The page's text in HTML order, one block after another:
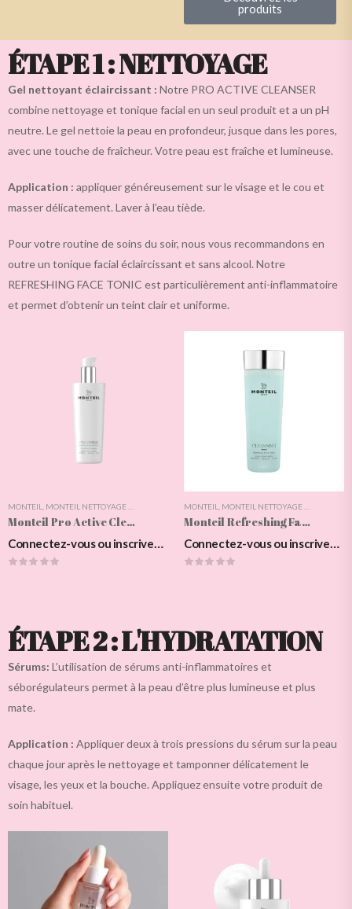
produits
ÉTAPE 1 : NETTOYAGE
Gel nettoyant éclaircissant : Notre PRO ACTIVE CLEANSER
combine nettoyage et tonique facial en un seul produit et a un pH
neutre. Le gel nettoie la peau en profondeur, jusque dans les pores,
avec une touche de fraîcheur. Votre peau est fraîche et lumineuse.
Application : appliquer généreusement sur le visage et le cou et
masser délicatement. Laver à l’eau tiède.
Pour votre routine de soins du soir, nous vous recommandons en
outre un tonique facial éclaircissant et sans alcool. Notre
REFRESHING FACE TONIC est particulièrement anti-inflammatoire
et permet d’obtenir un teint clair et uniforme.
MONTEIL MONTEIL NETTOYAGE & EXFOLIATION ,NETTOYAGE & EXFOLIATION,SOINS DU
Monteil Pro Active Cleanser
Connectez-vous ou inscrivez-vous pour voir les prix
MONTEIL MONTEIL NETTOYAGE & EXFOLIATION
Monteil Refreshing Face Tonic
Connectez-vous ou inscrivez-vous pour voir les prix
ÉTAPE 2 : L'HYDRATATION
Sérums: L’utilisation de sérums anti-inflammatoires et
séborégulateurs permet à la peau d’être plus lumineuse et plus
mate.
Application : Appliquer deux à trois pressions du sérum sur la peau
chaque jour après le nettoyage et tamponner délicatement le
visage, les yeux et la bouche. Appliquez ensuite votre produit de
soin habituel.